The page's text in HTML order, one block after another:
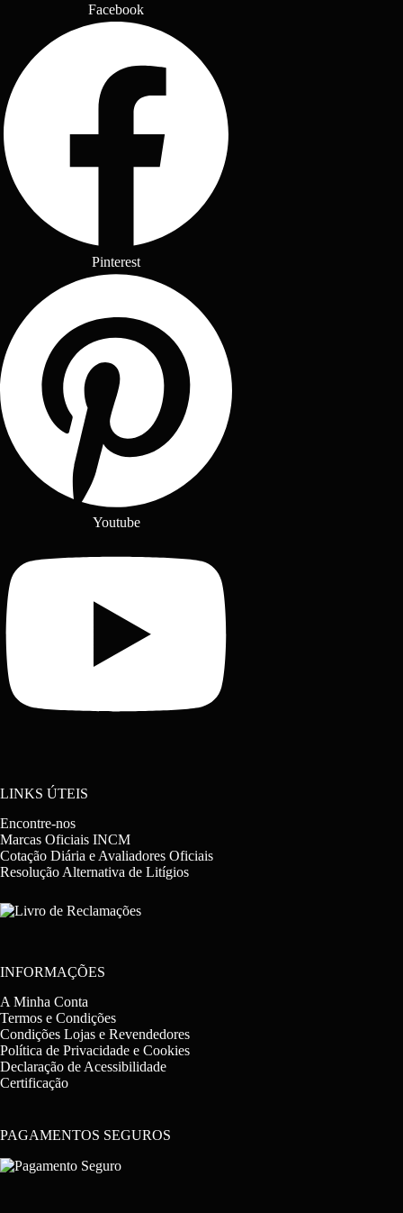
Facebook
Pinterest
Youtube
LINKS ÚTEIS
Encontre-nos
Marcas Oficiais INCM
Cotação Diária e Avaliadores Oficiais
Resolução Alternativa de Litígios
INFORMAÇÕES
A Minha Conta
Termos e Condições
Condições Lojas e Revendedores
Política de Privacidade e Cookies
Declaração de Acessibilidade
Certificação
PAGAMENTOS SEGUROS